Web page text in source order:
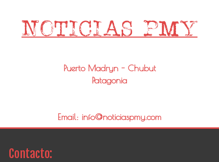
Puerto Madryn - Chubut
Patagonia
Email: info@noticiaspmy.com
Contacto: